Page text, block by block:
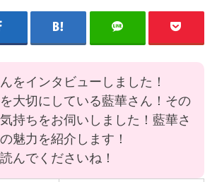
をインタビューしました！
大切にしている藍華さん！その
持ちをお伺いしました！藍華さ
魅力を紹介します！
んでくださいね！